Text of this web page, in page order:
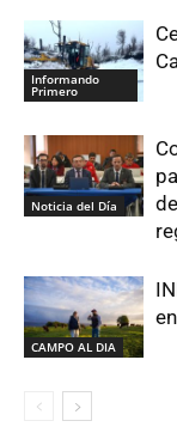
Informando
Primero
Noticia del Día
CAMPO AL DIA